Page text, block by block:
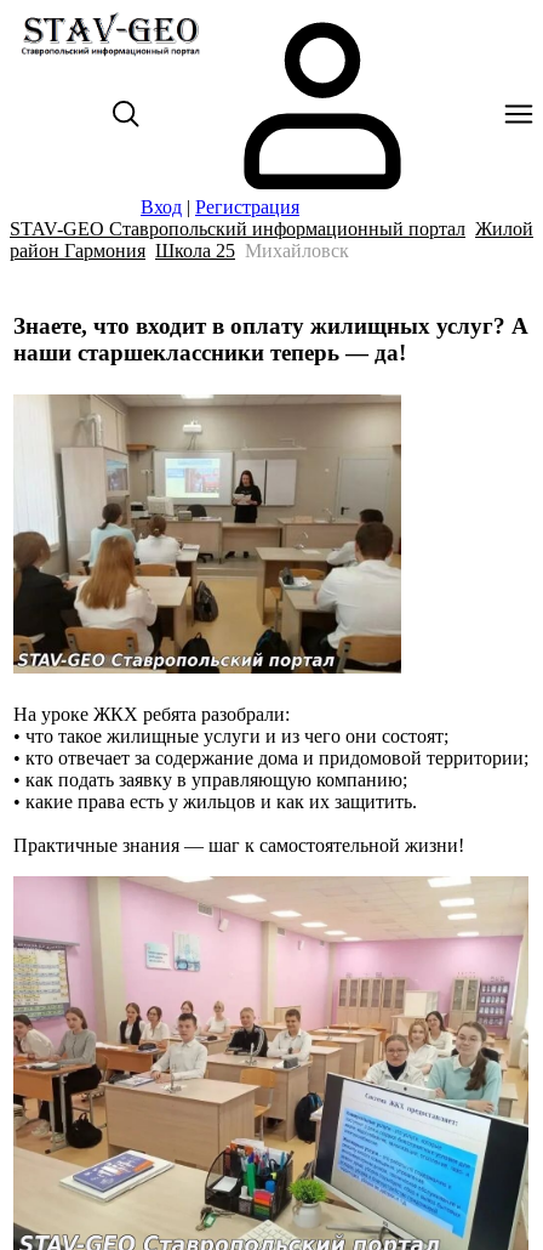
Вход | Регистрация
STAV-GEO Ставропольский информационный портал Жилой
район Гармония Школа 25 Михайловск
Знаете, что входит в оплату жилищных услуг? А
наши старшеклассники теперь — да!
На уроке ЖКХ ребята разобрали:
• что такое жилищные услуги и из чего они состоят;
• кто отвечает за содержание дома и придомовой территории;
• как подать заявку в управляющую компанию;
• какие права есть у жильцов и как их защитить.
Практичные знания — шаг к самостоятельной жизни!